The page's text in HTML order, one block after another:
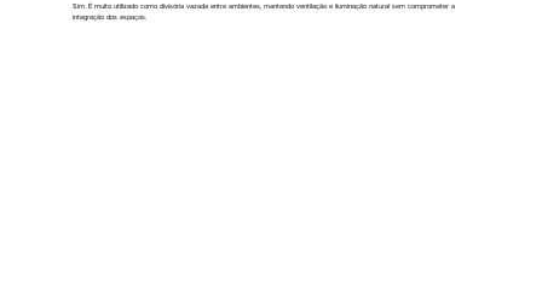
Sim. É muito utilizado como divisória vazada entre ambientes, mantendo ventilação e iluminação natural sem comprometer a
integração dos espaços.